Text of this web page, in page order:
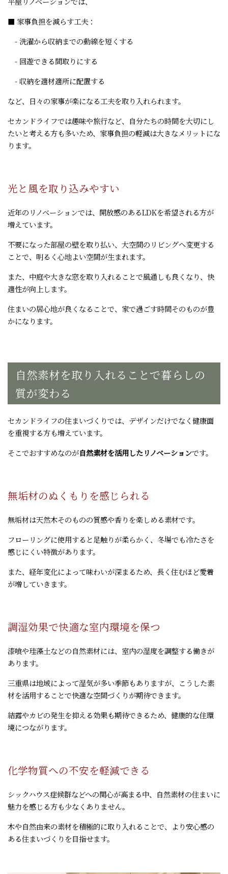
■ 家事負担を減らす工夫：
- 洗濯から収納までの動線を短くする
- 回遊できる間取りにする
- 収納を適材適所に配置する
など、日々の家事が楽になる工夫を取り入れられます。
セカンドライフでは趣味や旅行など、自分たちの時間を大切にし
たいと考える方も多いため、家事負担の軽減は大きなメリットにな
ります。
光と風を取り込みやすい
近年のリノベーションでは、開放感のあるLDKを希望される方が
増えています。
不要になった部屋の壁を取り払い、大空間のリビングへ変更する
ことで、明るく心地よい空間が生まれます。
また、中庭や大きな窓を取り入れることで風通しも良くなり、快
適性が向上します。
住まいの居心地が良くなることで、家で過ごす時間そのものが豊
かになります。
自然素材を取り入れることで暮らしの
質が変わる
セカンドライフの住まいづくりでは、デザインだけでなく健康面
を重視する方も増えています。
そこでおすすめなのが自然素材を活用したリノベーションです。
無垢材のぬくもりを感じられる
無垢材は天然木そのものの質感や香りを楽しめる素材です。
フローリングに使用すると足触りが柔らかく、冬場でも冷たさを
感じにくい特徴があります。
また、経年変化によって味わいが深まるため、長く住むほど愛着
が増していきます。
調湿効果で快適な室内環境を保つ
漆喰や珪藻土などの自然素材には、室内の湿度を調整する働きが
あります。
三重県は地域によって湿気が多い季節もありますが、こうした素
材を活用することで快適な空間づくりが期待できます。
結露やカビの発生を抑える効果も期待できるため、健康的な住環
境につながります。
化学物質への不安を軽減できる
シックハウス症候群などへの関心が高まる中、自然素材の住まいに
魅力を感じる方も少なくありません。
木や自然由来の素材を積極的に取り入れることで、より安心感の
ある住まいづくりを目指せます。